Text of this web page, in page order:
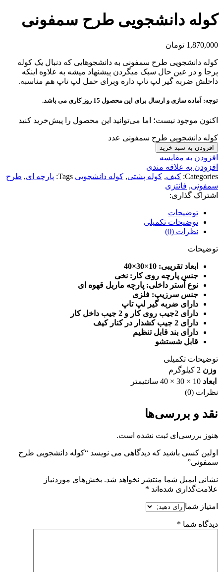
کوله دانشجویی طرح سمفونی
1,870,000 تومان
کوله دانشجویی طرح سمفونی به دانشجوهایی که دنبال یک کوله
پرجا و در عین حال سبک میگردن پیشنهاد میشه به علاوه اینکه
داخلش ضربه گیر لپ تاپ داره وبرای حمل لپ تاپ هم مناسبه.
توجه: آماده سازی و ارسال برای این محصول 15 روز کاری می باشد.
اکنون موجود نیست؛ اما می‌توانید این محصول را پیش‌خرید کنید
کوله دانشجویی طرح سمفونی عدد
افزودن به سبد خرید
افزودن به مقایسه
افزودن به علاقه مندی
Categories: کیف, کوله پشتی, کوله دانشجویی Tags: پارچه ای, طرح
سمفونی, فانتزی
اشتراک گذاری:
توضیحات
توضیحات تکمیلی
نظرات (0)
توضیحات
ابعاد تقریبی: 10×30×40
جنس پارچه روی کار: نخی
نوع آستر داخلی: پارچه ماربل قهوه ای
جنس سرزیپ: فلزی
دارای ضربه گیر لپ تاپ
دارای 2جیب روی کار و 2 جیب داخل کار
دارای 2 جیب کشدار در کنار کیف
دارای بند قابل تنظیم
قابل شستشو
توضیحات تکمیلی
وزن 2 کیلوگرم
ابعاد 10 × 30 × 40 سانتیمتر
نظرات (0)
نقد و بررسی‌ها
هنوز بررسی‌ای ثبت نشده است.
اولین کسی باشید که دیدگاهی می نویسد “کوله دانشجویی طرح
سمفونی”
نشانی ایمیل شما منتشر نخواهد شد. بخش‌های موردنیاز
علامت‌گذاری شده‌اند *
امتیاز شما
دیدگاه شما *